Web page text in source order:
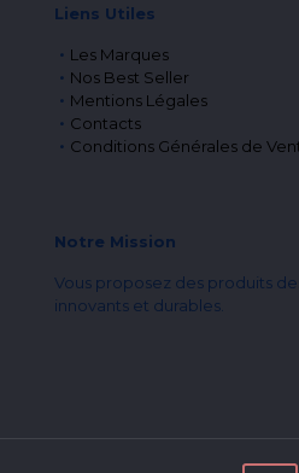
Liens Utiles
Les Marques
Nos Best Seller
Mentions Légales
Contacts
Conditions Générales de
Notre Mission
Vous proposez des produits
innovants et durables.